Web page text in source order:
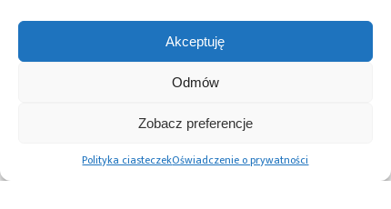
Akceptuję
Odmów
Zobacz preferencje
Polityka ciasteczekOświadczenie o prywatności
Polska – jubileusz
Global Electronics
Association
opublikowało
dotyczącą
elektronicznych
prezentują
PCIe® Gen 6 dla AI
danych